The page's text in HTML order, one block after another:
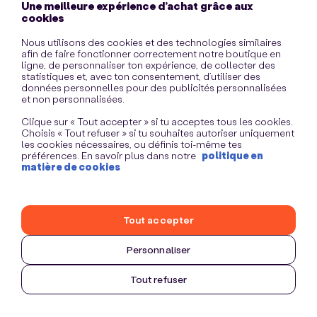
Une meilleure expérience d’achat grâce aux
cookies
Nous utilisons des cookies et des technologies similaires
afin de faire fonctionner correctement notre boutique en
ligne, de personnaliser ton expérience, de collecter des
statistiques et, avec ton consentement, d’utiliser des
données personnelles pour des publicités personnalisées
et non personnalisées.
Clique sur « Tout accepter » si tu acceptes tous les cookies.
Choisis « Tout refuser » si tu souhaites autoriser uniquement
les cookies nécessaires, ou définis toi-même tes
préférences. En savoir plus dans notre politique en
matière de cookies
Personnaliser
Tout refuser
Tout accepter